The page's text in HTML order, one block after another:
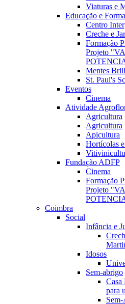
Viaturas e
Educação e
Centro
Creche e
Formação
Projeto
Mentes
St. Paul's
Eventos
Cinema
Atividade
Agricultura
Agricultura
Apicultura
Hortícolas
Fundação ADFP
Cinema
Formação
Projeto
Coimbra
Social
Infância e
Idosos
Sem-abrigo
Casa
para